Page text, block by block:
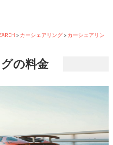
>カーシェアリング>カーシェアリン
の料金